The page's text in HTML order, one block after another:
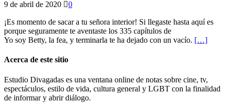
9 de abril de 2020 0
¡Es momento de sacar a tu señora interior! Si llegaste hasta aquí es
porque seguramente te aventaste los 335 capítulos de
Yo soy Betty, la fea, y terminarla te ha dejado con un vacío. […]
Acerca de este sitio
Estudio Divagadas es una ventana online de notas sobre cine, tv,
espectáculos, estilo de vida, cultura general y LGBT con la finalidad
de informar y abrir diálogo.